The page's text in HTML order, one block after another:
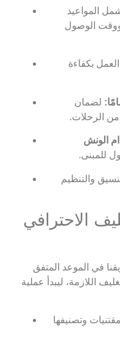
المواعيد
ووقت الوصول
بكفاءة
لضمان
الرحلات.
الونش
للمبنى.
والتنظيم
الاحترافي
في الموعد المتفق
اللازمة، ليبدأ عملية
وتصنيفها